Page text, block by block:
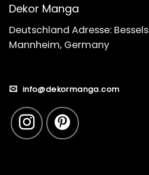
Dekor Manga
Deutschland Adresse:
Mannheim, Germany
info@dekormanga.com